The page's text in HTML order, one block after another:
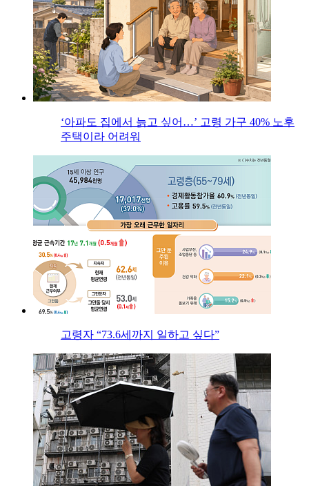
‘아파도 집에서 늙고 싶어…’ 고령 가구 40% 노후
주택이라 어려워
고령자 “73.6세까지 일하고 싶다”